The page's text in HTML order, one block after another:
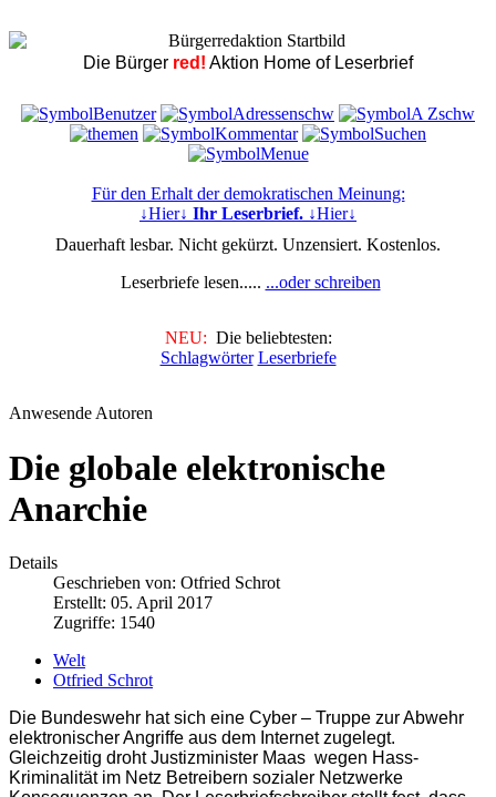
Die Bürger red! Aktion Home of Leserbrief
Für den Erhalt der demokratischen Meinung:
↓Hier↓ Ihr Leserbrief. ↓Hier↓
Dauerhaft lesbar. Nicht gekürzt. Unzensiert. Kostenlos.
Leserbriefe lesen..... ...oder schreiben
NEU: Die beliebtesten:
Schlagwörter Leserbriefe
Anwesende Autoren
Die globale elektronische
Anarchie
Details
Geschrieben von: Otfried Schrot
Erstellt: 05. April 2017
Zugriffe: 1540
Welt
Otfried Schrot
Die Bundeswehr hat sich eine Cyber – Truppe zur Abwehr
elektronischer Angriffe aus dem Internet zugelegt.
Gleichzeitig drohtJustizminister Maas wegen Hass-
Kriminalität im Netz Betreibern sozialer Netzwerke